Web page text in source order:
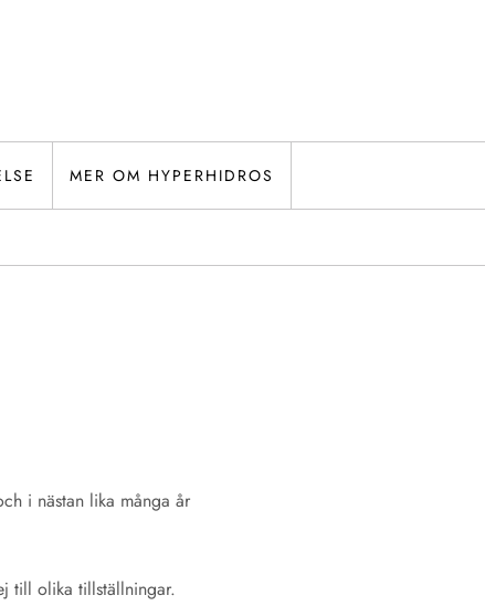
MER OM HYPERHIDROS
i nästan lika många år
till olika tillställningar.